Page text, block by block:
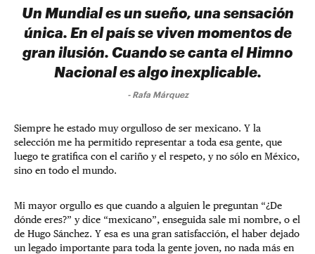
Un Mundial es un sueño, una sensación
única. En el país se viven momentos de
gran ilusión. Cuando se canta el Himno
Nacional es algo inexplicable.
- Rafa Márquez
Siempre he estado muy orgulloso de ser mexicano. Y la
selección me ha permitido representar a toda esa gente, que
luego te gratifica con el cariño y el respeto, y no sólo en México,
sino en todo el mundo.
Mi mayor orgullo es que cuando a alguien le preguntan “¿De
dónde eres?” y dice “mexicano”, enseguida sale mi nombre, o el
de Hugo Sánchez. Y esa es una gran satisfacción, el haber dejado
un legado importante para toda la gente joven, no nada más en